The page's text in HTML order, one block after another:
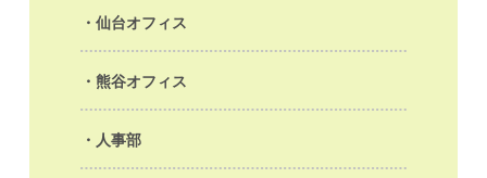
仙台オフィス
熊谷オフィス
人事部